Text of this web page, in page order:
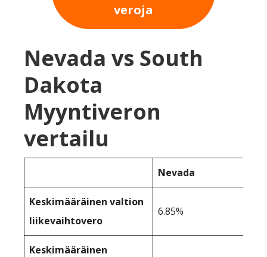
veroja
Nevada vs South
Dakota
Myyntiveron
vertailu
Nevada
Keskimääräinen valtion
liikevaihtovero
6.85%
Keskimääräinen